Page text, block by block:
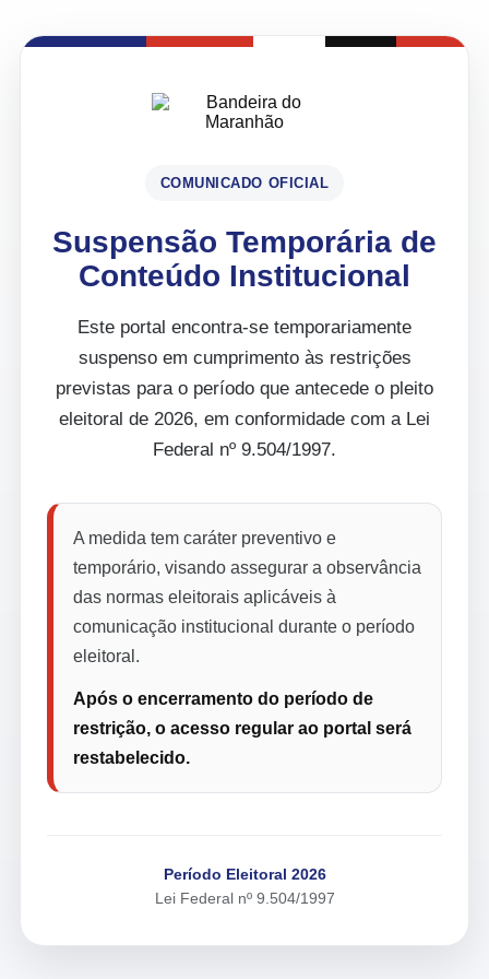
COMUNICADO OFICIAL
Suspensão Temporária de
Conteúdo Institucional
Este portal encontra-se temporariamente
suspenso em cumprimento às restrições
previstas para o período que antecede o pleito
eleitoral de 2026, em conformidade com a Lei
Federal nº 9.504/1997.
A medida tem caráter preventivo e
temporário, visando assegurar a observância
das normas eleitorais aplicáveis à
comunicação institucional durante o período
eleitoral.
Após o encerramento do período de
restrição, o acesso regular ao portal será
restabelecido.
Período Eleitoral 2026
Lei Federal nº 9.504/1997